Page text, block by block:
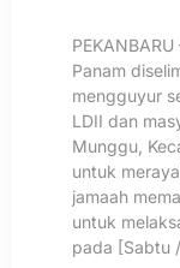
Panam
mengguyur
LDII dan
Munggu,
untuk
jamaah
untuk
pada [Sabtu